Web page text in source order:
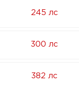
245 лс
300 лс
382 лс